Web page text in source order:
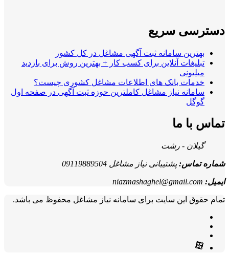
دسترسی سریع
بهترین سامانه ثبت آگهی مشاغل در کل کشور
تبلیغات آنلاین برای کسب کار + بهترین روش برای بازدید
میلیونی
خدمات بانک های اطلاعات مشاغل کشوری چیست؟
سامانه نیاز مشاغل کاملترین حوزه ثبت آگهی در صفحه اول
گوگل
تماس با ما
گیلان - رشت
شماره تماس:پشتیبانی نیاز مشاغل 09119889504
ایمیل: niazmashaghel@gmail.com
تمام حقوق این سایت برای سامانه نیاز مشاغل محفوظ می باشد.